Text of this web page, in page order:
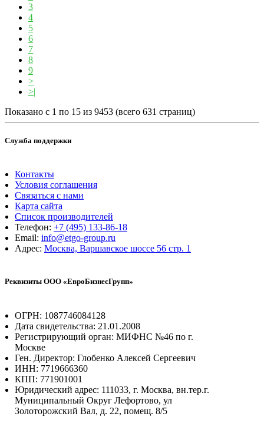
3
4
5
6
7
8
9
>
>|
Показано с 1 по 15 из 9453 (всего 631 страниц)
Служба поддержки
Контакты
Условия соглашения
Связаться с нами
Карта сайта
Список производителей
Телефон: +7 (495) 133-86-18
Email: info@etgo-group.ru
Адрес: Москва, Варшавское шоссе 56 стр. 1
Реквизиты ООО «ЕвроБизнесГрупп»
ОГРН: 1087746084128
Дата свидетельства: 21.01.2008
Регистрирующий орган: МИФНС №46 по г.
Москве
Ген. Директор: Глобенко Алексей Сергеевич
ИНН: 7719666360
КПП: 771901001
Юридический адрес: 111033, г. Москва, вн.тер.г.
Муниципальный Округ Лефортово, ул
Золоторожский Вал, д. 22, помещ. 8/5